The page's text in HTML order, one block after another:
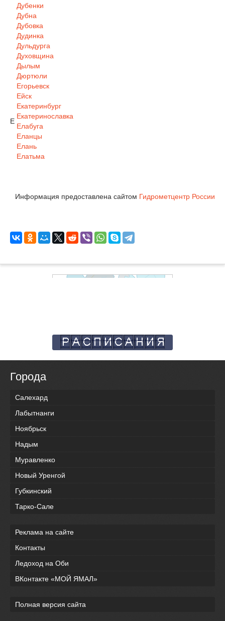
Дубенки
Дубна
Дубовка
Дудинка
Дульдурга
Духовщина
Дылым
Дюртюли
Е
Егорьевск
Ейск
Екатеринбург
Екатеринославка
Елабуга
Еланцы
Елань
Елатьма
Информация предоставлена сайтом Гидрометцентр России
Города
Салехард
Лабытнанги
Ноябрьск
Надым
Муравленко
Новый Уренгой
Губкинский
Тарко-Сале
Реклама на сайте
Контакты
Ледоход на Оби
ВКонтакте «МОЙ ЯМАЛ»
Полная версия сайта